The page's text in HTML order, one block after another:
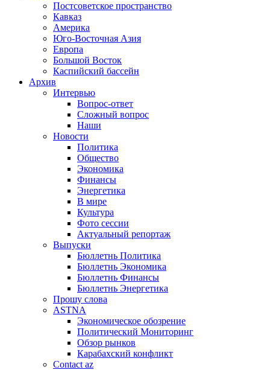
Постсоветское пространство
Кавказ
Америка
Юго-Восточная Азия
Европа
Большой Восток
Каспийский бассейн
Архив
Интервью
Вопрос-ответ
Сложный вопрос
Наши
Новости
Политика
Общество
Экономика
Финансы
Энергетика
В мире
Культура
Фото сессии
Актуальный репортаж
Выпуски
Бюллетнь Политика
Бюллетнь Экономика
Бюллетнь Финансы
Бюллетнь Энергетика
Прошу слова
ASTNA
Экономическое обозрение
Политический Мониторинг
Обзор рынков
Карабахский конфликт
Contact az